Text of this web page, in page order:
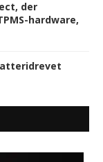
der
hardware,